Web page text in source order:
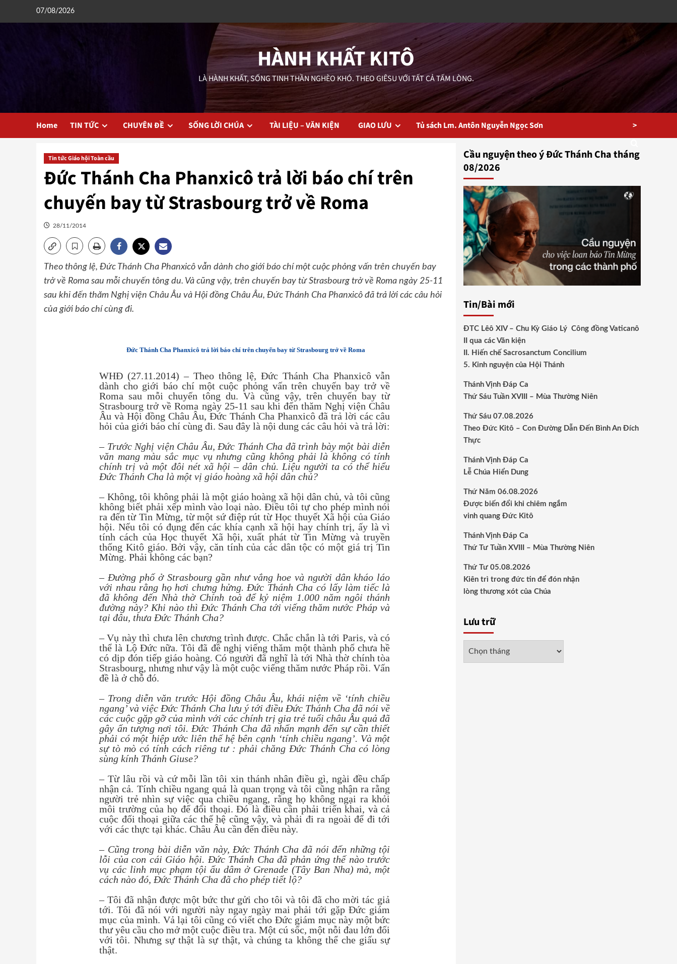
07/08/2026
HÀNH KHẤT KITÔ
LÀ HÀNH KHẤT, SỐNG TINH THẦN NGHÈO KHÓ. THEO GIÊSU VỚI TẤT CẢ TẤM LÒNG.
Home TIN TỨC CHUYÊN ĐỀ SỐNG LỜI CHÚA TÀI LIỆU – VĂN KIỆN GIAO LƯU Tủ sách Lm. Antôn Nguyễn Ngọc Sơn >
Tin tức Giáo hội Toàn cầu
Đức Thánh Cha Phanxicô trả lời báo chí trên
chuyến bay từ Strasbourg trở về Roma
28/11/2014
Theo thông lệ, Đức Thánh Cha Phanxicô vẫn dành cho giới báo chí một cuộc phỏng vấn trên chuyến bay
trở về Roma sau mỗi chuyến tông du. Và cũng vậy, trên chuyến bay từ Strasbourg trở về Roma ngày 25-11
sau khi đến thăm Nghị viện Châu Âu và Hội đồng Châu Âu, Đức Thánh Cha Phanxicô đã trả lời các câu hỏi
của giới báo chí cùng đi.
Đức Thánh Cha Phanxicô trả lời báo chí trên chuyến bay từ Strasbourg trở về Roma
WHĐ (27.11.2014) – Theo thông lệ, Đức Thánh Cha Phanxicô vẫn
dành cho giới báo chí một cuộc phỏng vấn trên chuyến bay trở về
Roma sau mỗi chuyến tông du. Và cũng vậy, trên chuyến bay từ
Strasbourg trở về Roma ngày 25-11 sau khi đến thăm Nghị viện Châu
Âu và Hội đồng Châu Âu, Đức Thánh Cha Phanxicô đã trả lời các câu
hỏi của giới báo chí cùng đi. Sau đây là nội dung các câu hỏi và trả lời:
– Trước Nghị viện Châu Âu, Đức Thánh Cha đã trình bày một bài diễn
văn mang màu sắc mục vụ nhưng cũng không phải là không có tính
chính trị và một đôi nét xã hội – dân chủ. Liệu người ta có thể hiểu
Đức Thánh Cha là một vị giáo hoàng xã hội dân chủ?
– Không, tôi không phải là một giáo hoàng xã hội dân chủ, và tôi cũng
không biết phải xếp mình vào loại nào. Điều tôi tự cho phép mình nói
ra đến từ Tin Mừng, từ một sứ điệp rút từ Học thuyết Xã hội của Giáo
hội. Nếu tôi có đụng đến các khía cạnh xã hội hay chính trị, ấy là vì
tính cách của Học thuyết Xã hội, xuất phát từ Tin Mừng và truyền
thống Kitô giáo. Bởi vậy, căn tính của các dân tộc có một giá trị Tin
Mừng. Phải không các bạn?
– Đường phố ở Strasbourg gần như vắng hoe và người dân kháo láo
với nhau rằng họ hơi chưng hửng. Đức Thánh Cha có lấy làm tiếc là
đã không đến Nhà thờ Chính toà để kỷ niệm 1.000 năm ngôi thánh
đường này? Khi nào thì Đức Thánh Cha tới viếng thăm nước Pháp và
tại đâu, thưa Đức Thánh Cha?
– Vụ này thì chưa lên chương trình được. Chắc chắn là tới Paris, và có
thể là Lộ Đức nữa. Tôi đã đề nghị viếng thăm một thành phố chưa hề
có dịp đón tiếp giáo hoàng. Có người đã nghĩ là tới Nhà thờ chính tòa
Strasbourg, nhưng như vậy là một cuộc viếng thăm nước Pháp rồi. Vấn
đề là ở chỗ đó.
– Trong diễn văn trước Hội đồng Châu Âu, khái niệm về ‘tính chiều
ngang’ và việc Đức Thánh Cha lưu ý tới điều Đức Thánh Cha đã nói về
các cuộc gặp gỡ của mình với các chính trị gia trẻ tuổi châu Âu quả đã
gây ấn tượng nơi tôi. Đức Thánh Cha đã nhấn mạnh đến sự cần thiết
phải có một hiệp ước liên thế hệ bên cạnh ‘tính chiều ngang’. Và một
sự tò mò có tính cách riêng tư : phải chăng Đức Thánh Cha có lòng
sùng kính Thánh Giuse?
– Từ lâu rồi và cứ mỗi lần tôi xin thánh nhân điều gì, ngài đều chấp
nhận cả. Tính chiều ngang quả là quan trọng và tôi cũng nhận ra rằng
người trẻ nhìn sự việc qua chiều ngang, rằng họ không ngại ra khỏi
môi trường của họ để đối thoại. Đó là điều cần phải triển khai, và cả
cuộc đối thoại giữa các thế hệ cũng vậy, và phải đi ra ngoài để đi tới
với các thực tại khác. Châu Âu cần đến điều này.
– Cũng trong bài diễn văn này, Đức Thánh Cha đã nói đến những tội
lỗi của con cái Giáo hội. Đức Thánh Cha đã phản ứng thế nào trước
vụ các linh mục phạm tội ấu dâm ở Grenade (Tây Ban Nha) mà, một
cách nào đó, Đức Thánh Cha đã cho phép tiết lộ?
– Tôi đã nhận được một bức thư gửi cho tôi và tôi đã cho mời tác giả
tới. Tôi đã nói với người này ngay ngày mai phải tới gặp Đức giám
mục của mình. Vả lại tôi cũng có viết cho Đức giám mục này một bức
thư yêu cầu cho mở một cuộc điều tra. Một cú sốc, một nỗi đau lớn đối
với tôi. Nhưng sự thật là sự thật, và chúng ta không thể che giấu sự
thật.
Cầu nguyện theo ý Đức Thánh Cha tháng
08/2026
Tin/Bài mới
ĐTC Lêô XIV – Chu Kỳ Giáo Lý Công đồng Vaticanô
II qua các Văn kiện
II. Hiến chế Sacrosanctum Concilium
5. Kinh nguyện của Hội Thánh
Thánh Vịnh Đáp Ca
Thứ Sáu Tuần XVIII – Mùa Thường Niên
Thứ Sáu 07.08.2026
Theo Đức Kitô – Con Đường Dẫn Đến Bình An Đích
Thực
Thánh Vịnh Đáp Ca
Lễ Chúa Hiển Dung
Thứ Năm 06.08.2026
Được biến đổi khi chiêm ngắm
vinh quang Đức Kitô
Thánh Vịnh Đáp Ca
Thứ Tư Tuần XVIII – Mùa Thường Niên
Thứ Tư 05.08.2026
Kiên trì trong đức tin để đón nhận
lòng thương xót của Chúa
Lưu trữ